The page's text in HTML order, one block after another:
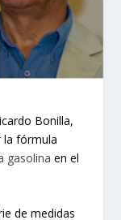
Bonilla,
la fórmula
gasolina en el
de medidas